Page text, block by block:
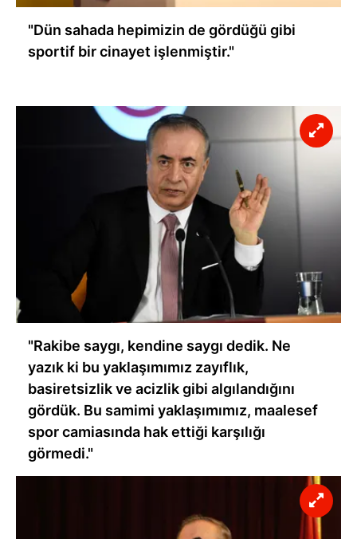
"Dün sahada hepimizin de gördüğü gibi
sportif bir cinayet işlenmiştir."
"Rakibe saygı, kendine saygı dedik. Ne
yazık ki bu yaklaşımımız zayıflık,
basiretsizlik ve acizlik gibi algılandığını
gördük. Bu samimi yaklaşımımız, maalesef
spor camiasında hak ettiği karşılığı
görmedi."